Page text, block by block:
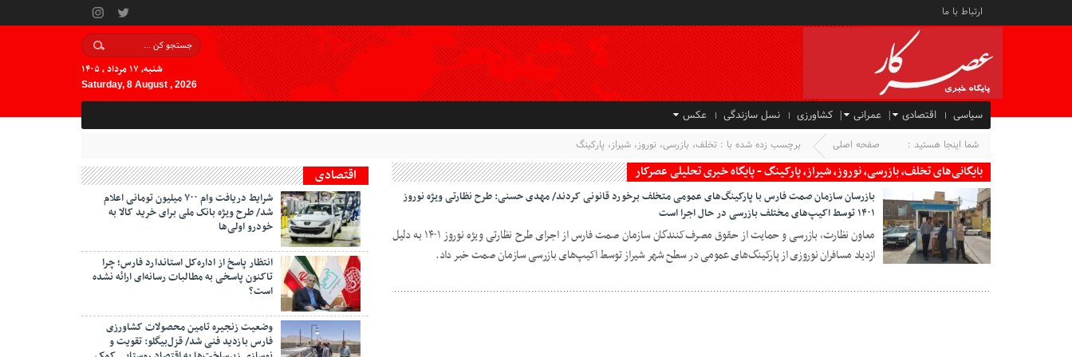
ارتباط با ما
شنبه, ۱۷ مرداد , ۱۴۰۵
Saturday, 8 August , 2026
سیاسی اقتصادی عمرانی کشاورزی نسل سازندگی عکس
شما اینجا هستید : صفحه اصلی برچسب زده شده با : تخلف، بازرسی، نوروز، شیراز، پارکینگ
بایگانی‌های تخلف، بازرسی، نوروز، شیراز، پارکینگ - پایگاه خبری تحلیلی عصرکار
۰۳ فرو ۱۴۰۱
بازرسان سازمان صمت فارس با پارکینگ‌های عمومی متخلف برخورد قانونی کردند/ مهدی حسنی: طرح نظارتی ویژه نوروز
۱۴۰۱ توسط اکیپ‌های مختلف بازرسی در حال اجرا است
معاون نظارت، بازرسی و حمایت از حقوق مصرف‌کنندگان سازمان صمت فارس از اجرای طرح نظارتی ویژه نوروز ۱۴۰۱ به دلیل
ازدیاد مسافران نوروزی از پارکینگ‌های عمومی در سطح شهر شیراز توسط اکیپ‌های بازرسی سازمان صمت خبر داد.
اقتصادی
شرایط دریافت وام ۷۰۰ میلیون تومانی اعلام
شد/ طرح ویژه بانک ملی برای خرید کالا به
خودرو اولی‌ها
انتظار پاسخ از اداره‌کل استاندارد فارس؛ چرا
تاکنون پاسخی به مطالبات رسانه‌ای ارائه نشده
است؟
وضعیت زنجیره تامین محصولات کشاورزی
فارس بازدید فنی شد/ قزل‌بیگلو: تقویت و